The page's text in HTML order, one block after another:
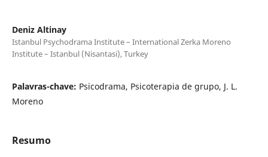
Deniz Altinay
Istanbul Psychodrama Institute – International Zerka Moreno
Institute – Istanbul (Nisantasi), Turkey
Palavras-chave: Psicodrama, Psicoterapia de grupo, J. L.
Moreno
Resumo